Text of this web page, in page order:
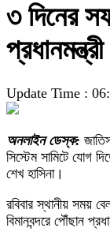
৩ দিনের
প্রধানমন্ত্রী
Update Time :
অনলাইন ডেস্ক:
সিস্টেম সামিটে যোগ
শেখ হাসিনা।
রবিবার স্থানীয় সময়
বিমানবন্দরে পৌঁছান